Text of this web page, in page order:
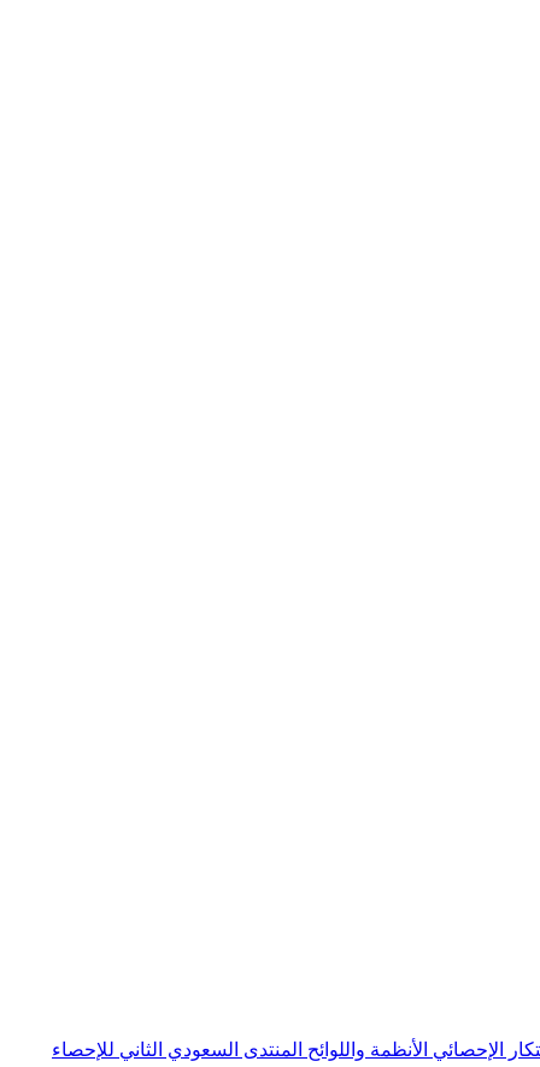
الإحصائي الأنظمة واللوائح المنتدى السعودي الثاني للإحصاء